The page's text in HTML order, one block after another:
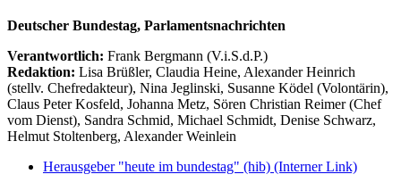
Deutscher Bundestag, Parlamentsnachrichten
Verantwortlich: Frank Bergmann (V.i.S.d.P.)
Redaktion: Lisa Brüßler, Claudia Heine, Alexander Heinrich
(stellv. Chefredakteur), Nina Jeglinski, Susanne Ködel (Volontärin),
Claus Peter Kosfeld, Johanna Metz, Sören Christian Reimer (Chef
vom Dienst), Sandra Schmid, Michael Schmidt, Denise Schwarz,
Helmut Stoltenberg, Alexander Weinlein
Herausgeber "heute im bundestag" (hib) (Interner Link)